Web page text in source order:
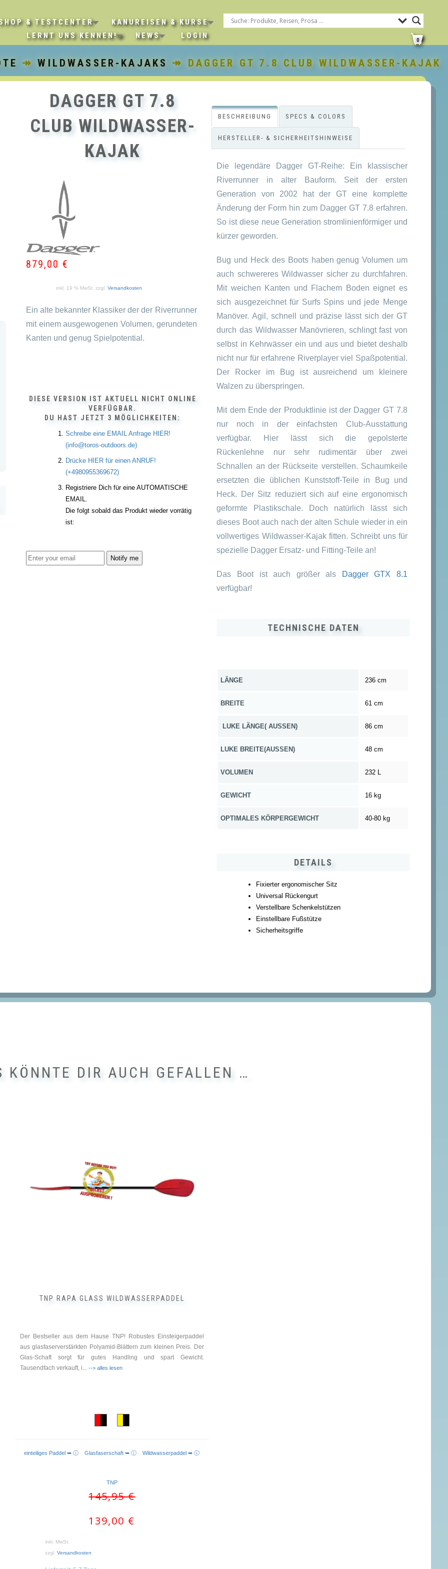
& TESTCENTER
KANUREISEN & KURSE
LERNT UNS KENNEN!
NEWS LOGIN
0
↠WILDWASSER-KAJAKS ↠ DAGGER GT 7.8 CLUB WILDWASSER-KAJAK
DAGGER GT 7.8
CLUB WILDWASSER-
KAJAK
879,00 €
inkl. 19 % MwSt. zzgl. Versandkosten
Ein alte bekannter Klassiker der der Riverrunner
mit einem ausgewogenen Volumen, gerundeten
Kanten und genug Spielpotential.
DIESE VERSION IST AKTUELL NICHT ONLINE
VERFÜGBAR.
DU HAST JETZT 3 MÖGLICHKEITEN:
Schreibe eine EMAIL Anfrage HIER!
(info@toros-outdoors.de)
Drücke HIER für einen ANRUF!
(+4980955369672)
Registriere Dich für eine AUTOMATISCHE
EMAIL.
Die folgt sobald das Produkt wieder vorrätig
ist:
Notify me
BESCHREIBUNG SPECS & COLORS
HERSTELLER- & SICHERHEITSHINWEISE
Die legendäre Dagger GT-Reihe: Ein klassischer
Riverrunner in alter Bauform. Seit der ersten
Generation von 2002 hat der GT eine komplette
Änderung der Form hin zum Dagger GT 7.8 erfahren.
So ist diese neue Generation stromlinienförmiger und
kürzer geworden.
Bug und Heck des Boots haben genug Volumen um
auch schwereres Wildwasser sicher zu durchfahren.
Mit weichen Kanten und Flachem Boden eignet es
sich ausgezeichnet für Surfs Spins und jede Menge
Manöver. Agil, schnell und präzise lässt sich der GT
durch das Wildwasser Manövrieren, schlingt fast von
selbst in Kehrwässer ein und aus und bietet deshalb
nicht nur für erfahrene Riverplayer viel Spaßpotential.
Der Rocker im Bug ist ausreichend um kleinere
Walzen zu überspringen.
Mit dem Ende der Produktlinie ist der Dagger GT 7.8
nur noch in der einfachsten Club-Ausstattung
verfügbar. Hier lässt sich die gepolsterte
Rückenlehne nur sehr rudimentär über zwei
Schnallen an der Rückseite verstellen. Schaumkeile
ersetzten die üblichen Kunststoff-Teile in Bug und
Heck. Der Sitz reduziert sich auf eine ergonomisch
geformte Plastikschale. Doch natürlich lässt sich
dieses Boot auch nach der alten Schule wieder in ein
vollwertiges Wildwasser-Kajak fitten. Schreibt uns für
spezielle Dagger Ersatz- und Fitting-Teile an!
Das Boot ist auch größer als
Dagger GTX 8.1
verfügbar!
TECHNISCHE DATEN
LÄNGE 236 cm
BREITE 61 cm
LUKE LÄNGE( AUSSEN) 86 cm
LUKE BREITE(AUSSEN) 48 cm
VOLUMEN 232 L
GEWICHT 16 kg
OPTIMALES KÖRPERGEWICHT 40-80 kg
DETAILS
Fixierter ergonomischer Sitz
Universal Rückengurt
Verstellbare Schenkelstützen
Einstellbare Fußstütze
Sicherheitsgriffe
KÖNNTE DIR AUCH GEFALLEN …
TNP RAPA GLASS WILDWASSERPADDEL
Der Bestseller aus dem Hause TNP! Robustes Einsteigerpaddel
aus glasfaserverstärkten Polyamid-Blättern zum kleinen Preis. Der
Glas-Schaft sorgt für gutes Handling und spart Gewicht.
Tausendfach verkauft, i ... --> alles lesen
einteiliges Paddel ➥ ⓘGlasfaserschaft ➥ ⓘWildwasserpaddel ➥ ⓘ
TNP
145,95€
139,00 €
inkl. MwSt.
zzgl. Versandkosten